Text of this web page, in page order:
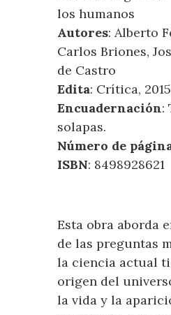
los humanos
Autores: Alberto
Carlos Briones,
de Castro
Edita: Crítica, 2015
Encuadernación:
solapas.
Número de
ISBN: 8498928621
Esta obra aborda
de las preguntas
la ciencia actual
origen del
la vida y la